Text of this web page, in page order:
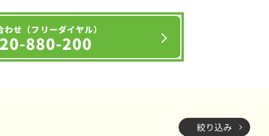
わせ（フリーダイヤル）
880-200
絞り込み